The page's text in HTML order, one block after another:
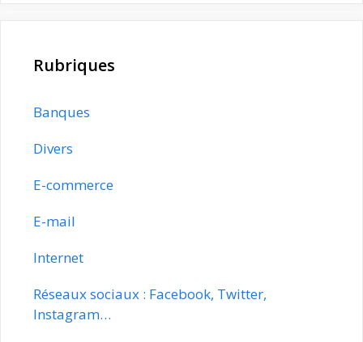
Rubriques
Banques
Divers
E-commerce
E-mail
Internet
Réseaux sociaux : Facebook, Twitter,
Instagram…